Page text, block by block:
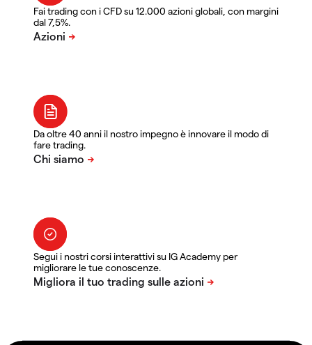
Fai trading con i CFD su 12.000 azioni globali, con margini
dal 7,5%.
Da oltre 40 anni il nostro impegno è innovare il modo di
fare trading.
Segui i nostri corsi interattivi su IG Academy per
migliorare le tue conoscenze.